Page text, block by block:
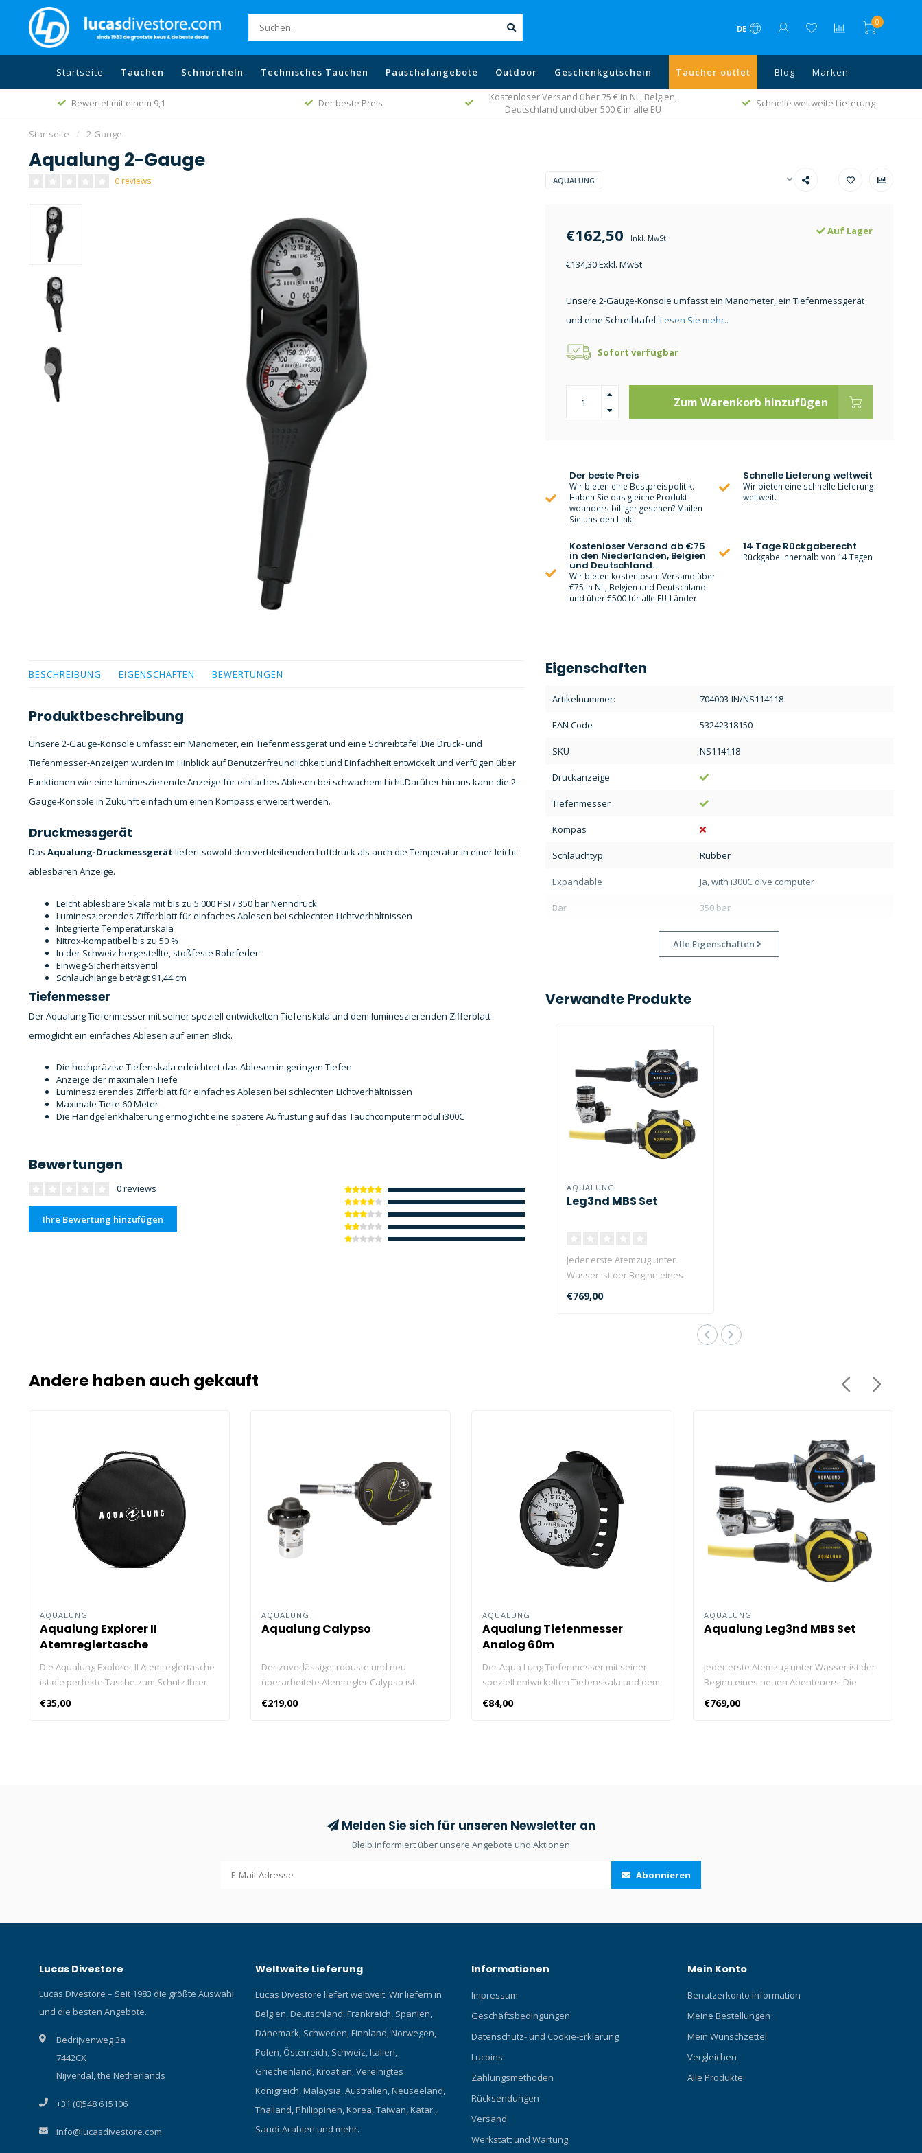
DE
0
Startseite Tauchen Schnorcheln Technisches Tauchen Pauschalangebote Outdoor Geschenkgutschein Taucher outlet Blog Marken
Bewertet mit einem 9,1 Der beste Preis
Kostenloser Versand über 75 € in NL, Belgien,
Deutschland und über 500 € in alle EU
Schnelle weltweite Lieferung
Startseite / 2-Gauge
Aqualung 2-Gauge
0 reviews AQUALUNG
€162,50 Inkl. MwSt.
€134,30 Exkl. MwSt
Auf Lager
Unsere 2-Gauge-Konsole umfasst ein Manometer, ein Tiefenmessgerät
und eine Schreibtafel. Lesen Sie mehr..
Sofort verfügbar
Zum Warenkorb hinzufügen
Der beste Preis
Wir bieten eine Bestpreispolitik.
Haben Sie das gleiche Produkt
woanders billiger gesehen? Mailen
Sie uns den Link.
Schnelle Lieferung weltweit
Wir bieten eine schnelle Lieferung
weltweit.
Kostenloser Versand ab €75
in den Niederlanden, Belgien
und Deutschland.
Wir bieten kostenlosen Versand über
€75 in NL, Belgien und Deutschland
und über €500 für alle EU-Länder
14 Tage Rückgaberecht
Rückgabe innerhalb von 14 Tagen
BESCHREIBUNG EIGENSCHAFTEN BEWERTUNGEN
Produktbeschreibung
Unsere 2-Gauge-Konsole umfasst ein Manometer, ein Tiefenmessgerät und eine Schreibtafel.Die Druck- und
Tiefenmesser-Anzeigen wurden im Hinblick auf Benutzerfreundlichkeit und Einfachheit entwickelt und verfügen über
Funktionen wie eine lumineszierende Anzeige für einfaches Ablesen bei schwachem Licht.Darüber hinaus kann die 2-
Gauge-Konsole in Zukunft einfach um einen Kompass erweitert werden.
Druckmessgerät
Das Aqualung-Druckmessgerät liefert sowohl den verbleibenden Luftdruck als auch die Temperatur in einer leicht
ablesbaren Anzeige.
Leicht ablesbare Skala mit bis zu 5.000 PSI / 350 bar Nenndruck
Lumineszierendes Zifferblatt für einfaches Ablesen bei schlechten Lichtverhältnissen
Integrierte Temperaturskala
Nitrox-kompatibel bis zu 50 %
In der Schweiz hergestellte, stoßfeste Rohrfeder
Einweg-Sicherheitsventil
Schlauchlänge beträgt 91,44 cm
Tiefenmesser
Der Aqualung Tiefenmesser mit seiner speziell entwickelten Tiefenskala und dem lumineszierenden Zifferblatt
ermöglicht ein einfaches Ablesen auf einen Blick.
Die hochpräzise Tiefenskala erleichtert das Ablesen in geringen Tiefen
Anzeige der maximalen Tiefe
Lumineszierendes Zifferblatt für einfaches Ablesen bei schlechten Lichtverhältnissen
Maximale Tiefe 60 Meter
Die Handgelenkhalterung ermöglicht eine spätere Aufrüstung auf das Tauchcomputermodul i300C
Bewertungen
0 reviews
Ihre Bewertung hinzufügen
Eigenschaften
Artikelnummer: 704003-IN/NS114118
EAN Code 53242318150
SKU NS114118
Druckanzeige
Tiefenmesser
Kompas
Schlauchtyp Rubber
Expandable Ja, with i300C dive computer
Bar 350 bar
Alle Eigenschaften
Verwandte Produkte
AQUALUNG
Leg3nd MBS Set
Jeder erste Atemzug unter
Wasser ist der Beginn eines
€769,00
Andere haben auch gekauft
AQUALUNG
Aqualung Explorer II
Atemreglertasche
Die Aqualung Explorer II Atemreglertasche
ist die perfekte Tasche zum Schutz Ihrer
Tauchausrüstung.
€35,00
AQUALUNG
Aqualung Calypso
Der zuverlässige, robuste und neu
überarbeitete Atemregler Calypso ist
Tauchanfänger.
€219,00
AQUALUNG
Aqualung Tiefenmesser
Analog 60m
Der Aqua Lung Tiefenmesser mit seiner
speziell entwickelten Tiefenskala und dem
ein einfacheres Ablesen auf einen Blick.
€84,00
AQUALUNG
Aqualung Leg3nd MBS Set
Jeder erste Atemzug unter Wasser ist der
Beginn eines neuen Abenteuers. Die
Venturieffekt und Einatemwiderstand ist
€769,00
Melden Sie sich für unseren Newsletter an
Bleib informiert über unsere Angebote und Aktionen
Abonnieren
Lucas Divestore
Lucas Divestore – Seit 1983 die größte Auswahl
und die besten Angebote.
Bedrijvenweg 3a
7442CX
Nijverdal, the Netherlands
+31 (0)548 615106
info@lucasdivestore.com
Weltweite Lieferung
Lucas Divestore liefert weltweit. Wir liefern in
Belgien, Deutschland, Frankreich, Spanien,
Dänemark, Schweden, Finnland, Norwegen,
Polen, Österreich, Schweiz, Italien,
Griechenland, Kroatien, Vereinigtes
Königreich, Malaysia, Australien, Neuseeland,
Thailand, Philippinen, Korea, Taiwan, Katar ,
Saudi-Arabien und mehr.
Informationen
Impressum
Geschäftsbedingungen
Datenschutz- und Cookie-Erklärung
Lucoins
Zahlungsmethoden
Rücksendungen
Versand
Werkstatt und Wartung
Mein Konto
Benutzerkonto Information
Meine Bestellungen
Mein Wunschzettel
Vergleichen
Alle Produkte